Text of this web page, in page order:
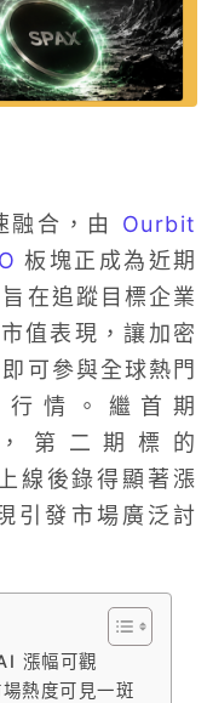
融合，由 Ourbit
板塊正成為近期
在追蹤目標企業
值表現，讓加密
可參與全球熱門
情。繼首期
第二期標的
線後錄得顯著漲
引發市場廣泛討
漲幅可觀
熱度可見一斑